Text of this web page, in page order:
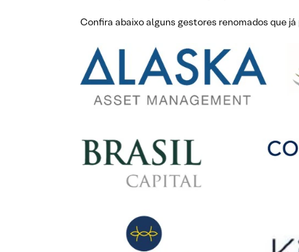
Confira abaixo alguns gestores renomados que